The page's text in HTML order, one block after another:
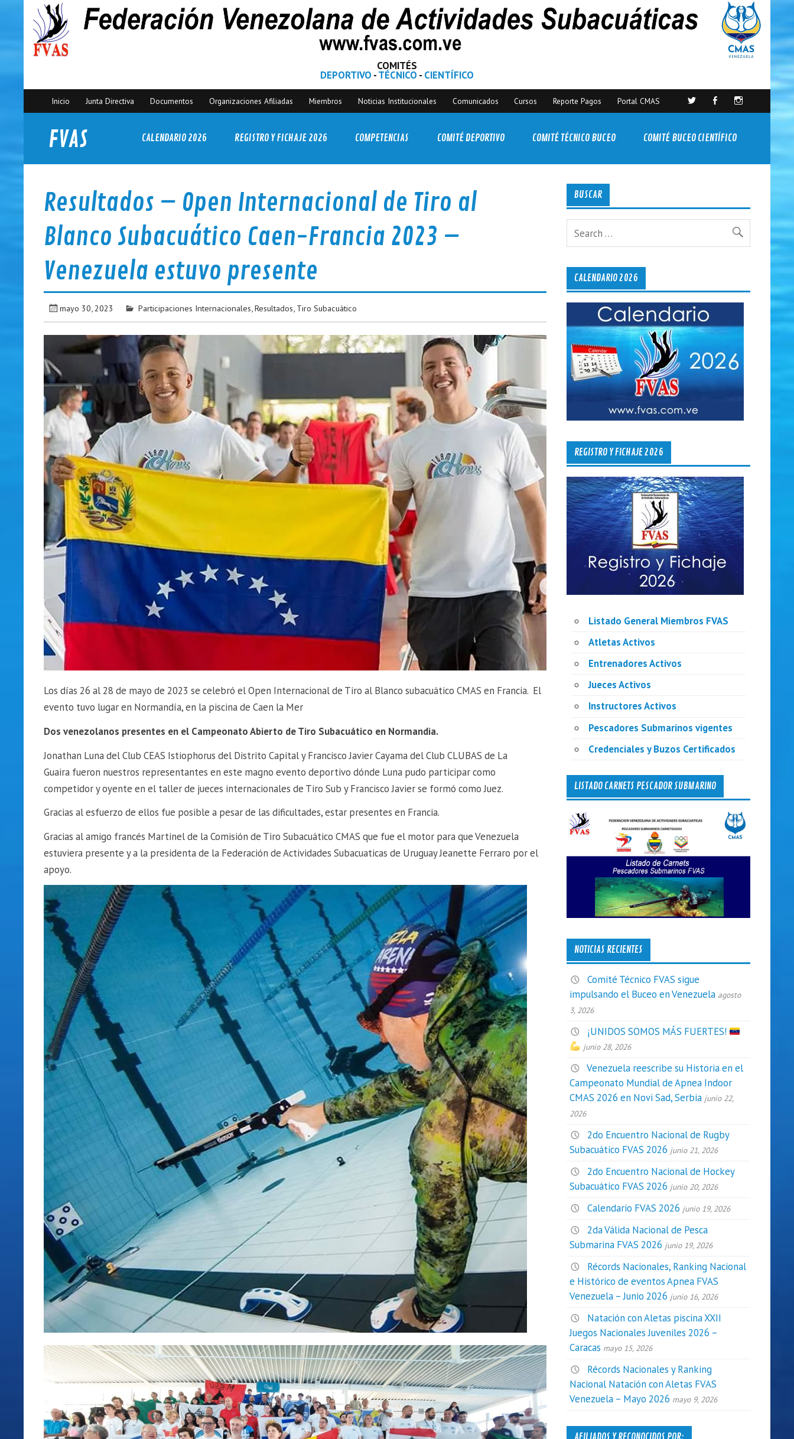
COMITÉS
DEPORTIVO -TÉCNICO - CIENTÍFICO
Inicio Junta Directiva Documentos Organizaciones Afiliadas Miembros Noticias Institucionales Comunicados Cursos Reporte Pagos Portal CMAS
FVAS
Federación Venezolana de Actividades Subacuáticas
CALENDARIO 2026 REGISTRO Y FICHAJE 2026 COMPETENCIAS COMITÉ DEPORTIVO COMITÉ TÉCNICO BUCEO COMITÉ BUCEO CIENTÍFICO
Resultados – Open Internacional de Tiro al
Blanco Subacuático Caen-Francia 2023 –
Venezuela estuvo presente
mayo 30, 2023 Participaciones Internacionales ,Resultados Tiro Subacuático
Los días 26 al 28 de mayo de 2023 se celebró el Open Internacional de Tiro al Blanco subacuático CMAS en Francia. El
evento tuvo lugar en Normandía, en la piscina de Caen la Mer
Dos venezolanos presentes en el Campeonato Abierto de Tiro Subacuático en Normandia.
Jonathan Luna del Club CEAS Istiophorus del Distrito Capital y Francisco Javier Cayama del Club CLUBAS de La
Guaira fueron nuestros representantes en este magno evento deportivo dónde Luna pudo participar como
competidor y oyente en el taller de jueces internacionales de Tiro Sub y Francisco Javier se formó como Juez.
Gracias al esfuerzo de ellos fue posible a pesar de las dificultades, estar presentes en Francia.
Gracias al amigo francés Martinel de la Comisión de Tiro Subacuático CMAS que fue el motor para que Venezuela
estuviera presente y a la presidenta de la Federación de Actividades Subacuaticas de Uruguay Jeanette Ferraro por el
apoyo.
BUSCAR
CALENDARIO 2026
REGISTRO Y FICHAJE 2026
Listado General Miembros FVAS
Atletas Activos
Entrenadores Activos
Jueces Activos
Instructores Activos
Pescadores Submarinos vigentes
Credenciales y Buzos Certificados
LISTADO CARNETS PESCADOR SUBMARINO
NOTICIAS RECIENTES
Comité Técnico FVAS sigue
impulsando el Buceo en Venezuela agosto
3, 2026
¡UNIDOS SOMOS MÁS FUERTES!
junio 28, 2026
Venezuela reescribe su Historia en el
Campeonato Mundial de Apnea Indoor
CMAS 2026 en Novi Sad, Serbia junio 22,
2026
2do Encuentro Nacional de Rugby
Subacuático FVAS 2026 junio 21, 2026
2do Encuentro Nacional de Hockey
Subacuático FVAS 2026 junio 20, 2026
Calendario FVAS 2026 junio 19, 2026
2da Válida Nacional de Pesca
Submarina FVAS 2026 junio 19, 2026
Récords Nacionales, Ranking Nacional
e Histórico de eventos Apnea FVAS
Venezuela – Junio 2026 junio 16, 2026
Natación con Aletas piscina XXII
Juegos Nacionales Juveniles 2026 –
Caracas mayo 15, 2026
Récords Nacionales y Ranking
Nacional Natación con Aletas FVAS
Venezuela – Mayo 2026 mayo 9, 2026